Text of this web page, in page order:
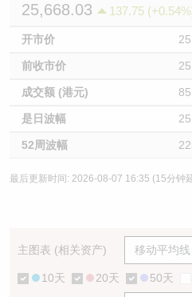
25,668.03
137.75
开市价
前收市价
成交额 (港元)
是日波幅
52周波幅
最后更新时间: 2026-08-07 16:35 (15分钟
主图表 (相关资产)
10天 20天 50天